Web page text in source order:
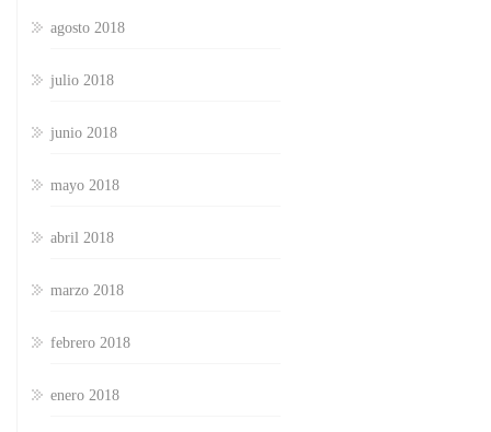
agosto 2018
julio 2018
junio 2018
mayo 2018
abril 2018
marzo 2018
febrero 2018
enero 2018